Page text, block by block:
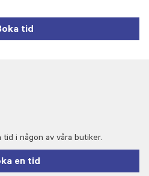
tid
i någon av våra butiker.
en tid